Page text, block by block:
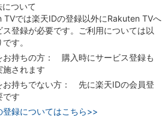
について
TVでは楽天IDの登録以外にRakuten TVへ
ス登録が必要です。ご利用については以
す。
お持ちの方： 購入時にサービス登録も
施されます
お持ちでない方： 先に楽天IDの会員登
です
登録についてはこちら>>